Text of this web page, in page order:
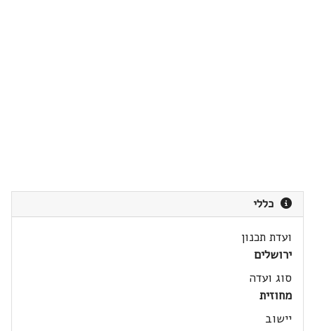
כללי
ועדת תכנון
ירושלים
סוג ועדה
מחוזית
יישוב